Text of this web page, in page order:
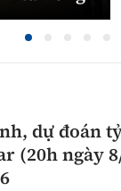
dự đoán
(20h ngày